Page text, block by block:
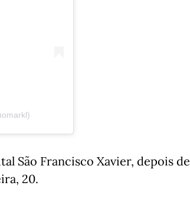
São Francisco Xavier, depois de
20.